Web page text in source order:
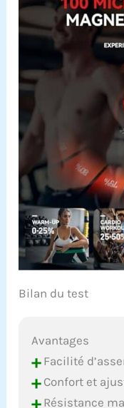
Bilan du test
Avantages
+Facilité
+Confort et
+Résistance